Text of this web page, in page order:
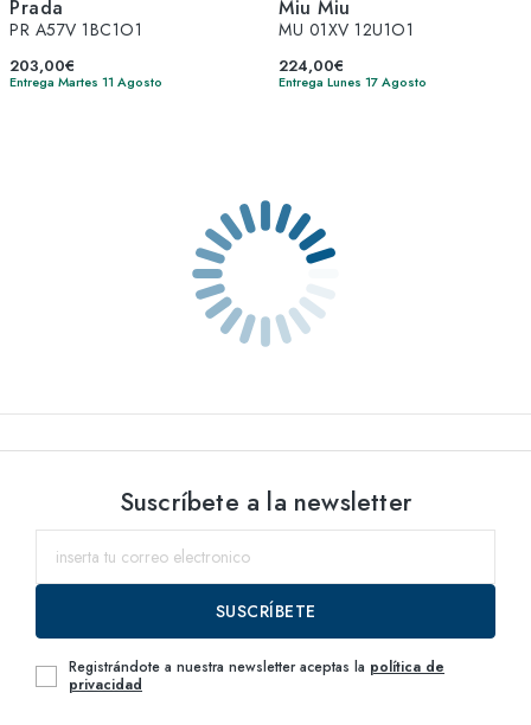
Prada
PR A57V 1BC1O1
203,00€
Entrega Martes 11 Agosto
Miu Miu
MU 01XV 12U1O1
224,00€
Entrega Lunes 17 Agosto
Suscríbete a la newsletter
SUSCRÍBETE
Registrándote a nuestra newsletter aceptas la política de
privacidad